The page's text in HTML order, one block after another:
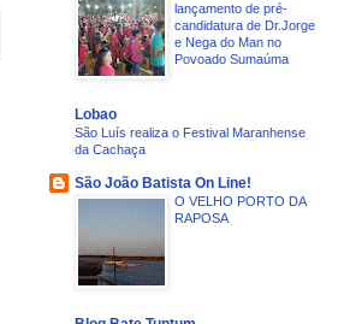
lançamento de pré-
candidatura de Dr.Jorge
e Nega do Man no
Povoado Sumaúma
Lobao
São Luís realiza o Festival Maranhense
da Cachaça
São João Batista On Line!
O VELHO PORTO DA
RAPOSA